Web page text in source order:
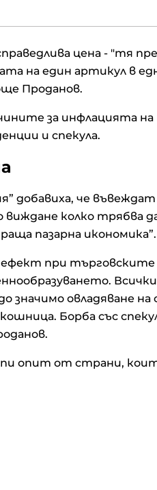
цена - "тя
на един артикул в
Проданов.
за инфлацията
и спекула.
добавиха, че
колко трябва
пазарна икономика”.
при търговските
значимо овладяване
Борба със
опит от страни, които